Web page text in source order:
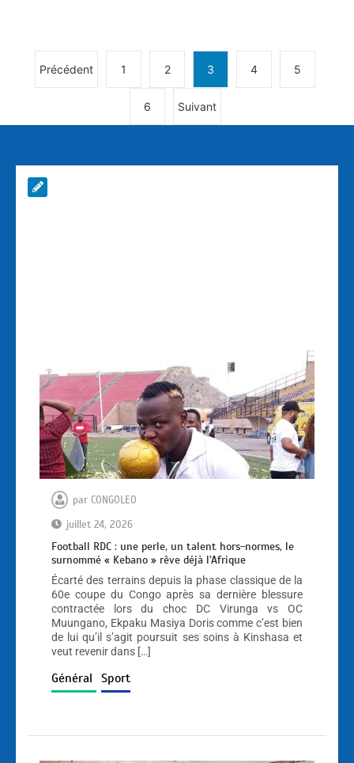
Précédent 1 2 3 4 5
6 Suivant
par CONGOLEO
juillet 24, 2026
Football RDC : une perle, un talent hors-normes, le
surnommé « Kebano » rêve déjà l’Afrique
Écarté des terrains depuis la phase classique de la
60e coupe du Congo après sa dernière blessure
contractée lors du choc DC Virunga vs OC
Muungano, Ekpaku Masiya Doris comme c’est bien
de lui qu’il s’agit poursuit ses soins à Kinshasa et
veut revenir dans […]
Général Sport